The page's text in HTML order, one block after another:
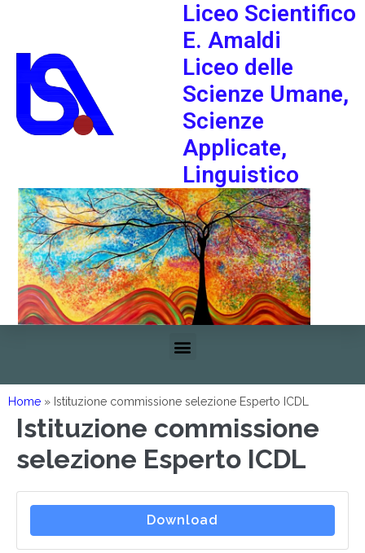
Liceo Scientifico
E. Amaldi
Liceo delle
Scienze Umane,
Scienze
Applicate,
Linguistico
Home » Istituzione commissione selezione Esperto ICDL
Istituzione commissione
selezione Esperto ICDL
Download